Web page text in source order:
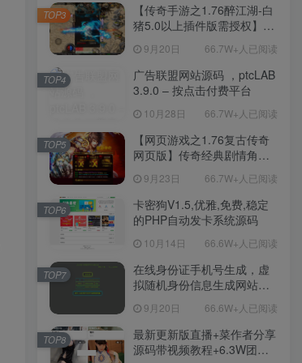
程-新版多功能GM网页后台
工具-安卓苹果IOS双端版
本！
【传奇手游之1.76醉江湖-白
猪5.0以上插件版需授权】三
手游-Win服务端源码视频架
设教程-新版GM多功能网页
授权物品后台-九层妖塔-法宠
系统-历练殿堂-尸家重地-GM
直冲网页后台-安卓苹果IOS
双端版本！
9月20日 66.7W+人已阅读
TOP3
广告联盟网站源码 ，ptcLAB
3.9.0 – 按点击付费平台
10月28日 66.7W+人已阅读
TOP4
【网页游戏之1.76复古传奇
网页版】传奇经典剧情角色
Win服务端源码视频架设教
程！
9月23日 66.7W+人已阅读
TOP5
卡密狗V1.5,优雅,免费,稳定
的PHP自动发卡系统源码
10月14日 66.6W+人已阅读
TOP6
在线身份证手机号生成，虚
拟随机身份信息生成网站源
9月20日 66.6W+人已阅读
TOP7
最新更新版直播+菜作者分享
源码带视频教程+6.3W团购
TOP8